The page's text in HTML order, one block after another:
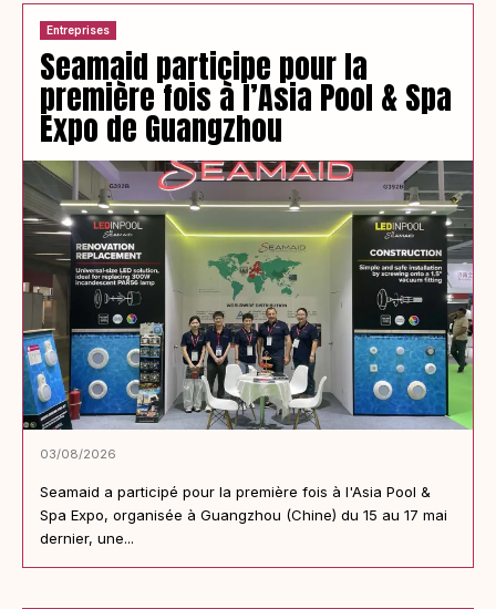
Entreprises
Seamaid participe pour la
première fois à l’Asia Pool & Spa
Expo de Guangzhou
03/08/2026
Seamaid a participé pour la première fois à l'Asia Pool &
Spa Expo, organisée à Guangzhou (Chine) du 15 au 17 mai
dernier, une...